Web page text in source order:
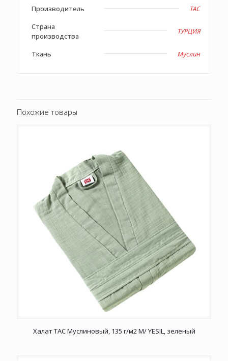
Производитель
TAC
Страна
производства
ТУРЦИЯ
Ткань Муслин
Похожие товары
Халат TAC Муслиновый, 135 г/м2 M/ YESIL, зеленый